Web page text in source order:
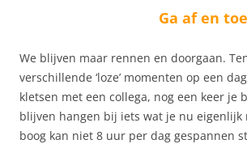
Ga af en
We blijven maar rennen en doorgaan.
verschillende ‘loze’ momenten op een
kletsen met een collega, nog een keer je
blijven hangen bij iets wat je nu
boog kan niet 8 uur per dag gespannen